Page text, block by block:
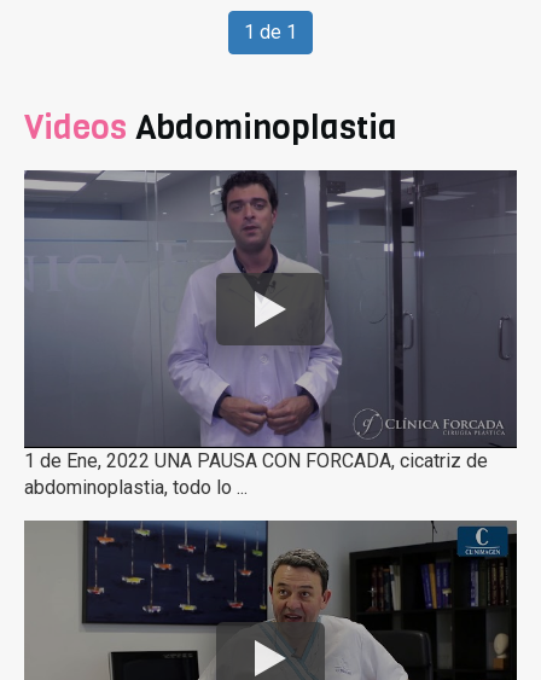
1 de 1
Videos Abdominoplastia
1 de Ene, 2022 UNA PAUSA CON FORCADA, cicatriz de
abdominoplastia, todo lo ...